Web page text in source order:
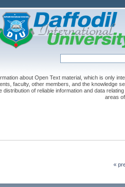
about Open Text material, which is only
faculty, other members, and the knowledge
of reliable information and data
areas
«